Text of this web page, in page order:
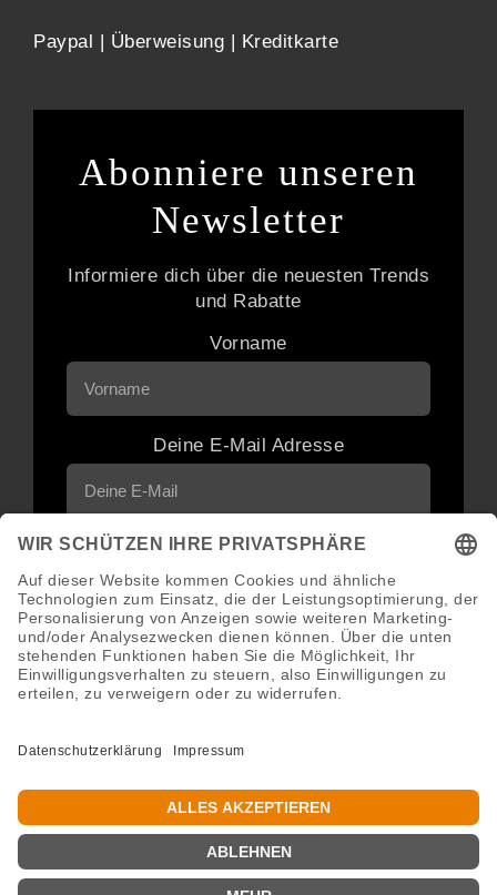
Paypal | Überweisung | Kreditkarte
Abonniere unseren
Newsletter
Informiere dich über die neuesten Trends
und Rabatte
Vorname
Deine E-Mail Adresse
Neuigkeiten und Angebote via E-Mail
erhalten
Abonnieren
Abmeldung jederzeit möglich.
Copyright 2016 - 2026 ©GroWidesign® | Rights Reserved |